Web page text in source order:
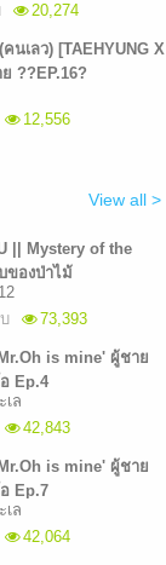
20,274
นเลว) [TAEHYUNG X
??EP.16?
12,556
View all >
|| Mystery of the
ของป่าไม้
73,393
is mine' ผู้ชาย
Ep.4
เล
42,843
is mine' ผู้ชาย
Ep.7
เล
42,064